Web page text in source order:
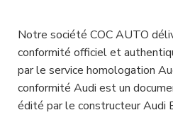
Notre société COC AUTO
conformité officiel et
par le service homologation
conformité Audi est un
édité par le constructeur Audi